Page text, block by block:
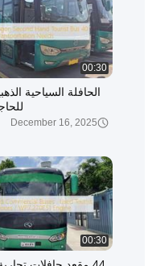
00:30
December 16, 2025
00:30